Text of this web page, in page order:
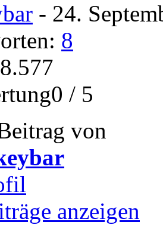
- 24.
8
/ 5
von
anzeigen